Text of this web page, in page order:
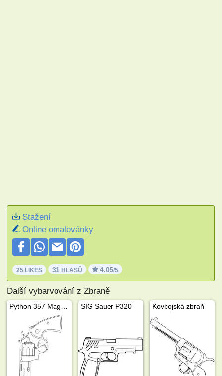
Stažení
Online omalovánky
25 LIKES 31 HLASŮ 4.05/5
Další vybarvování z Zbraně
SIG Sauer P320 Kovbojská zbraň